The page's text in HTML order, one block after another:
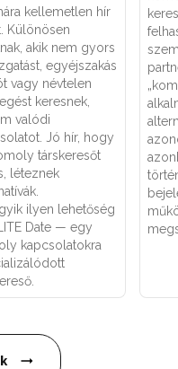
kellemetlen hír
Különösen
akik nem gyors
egyéjszakás
vagy névtelen
keresnek,
valódi
Jó hír, hogy
társkeresőt
léteznek
ilyen lehetőség
Date — egy
kapcsolatokra